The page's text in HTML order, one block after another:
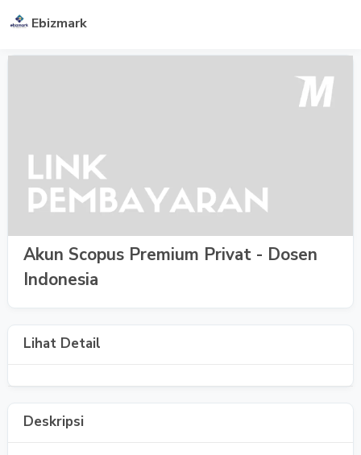
Ebizmark
Akun Scopus Premium Privat - Dosen
Indonesia
Lihat Detail
Deskripsi